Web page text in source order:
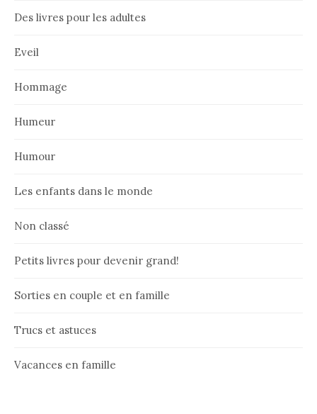
Des livres pour les adultes
Eveil
Hommage
Humeur
Humour
Les enfants dans le monde
Non classé
Petits livres pour devenir grand!
Sorties en couple et en famille
Trucs et astuces
Vacances en famille